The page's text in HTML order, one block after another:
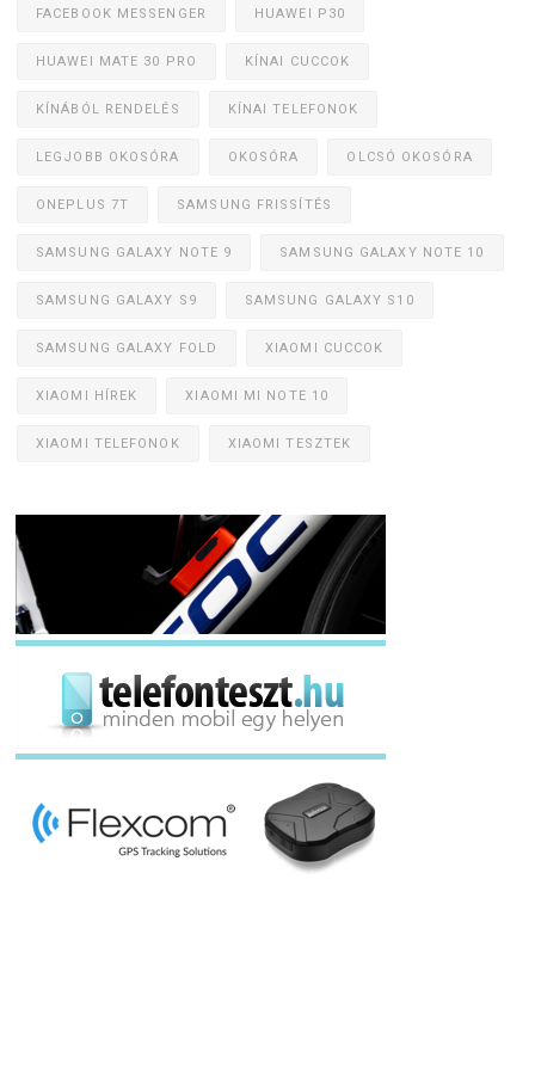
FACEBOOK MESSENGER HUAWEI P30
HUAWEI MATE 30 PRO KÍNAI CUCCOK
KÍNÁBÓL RENDELÉS KÍNAI TELEFONOK
LEGJOBB OKOSÓRA OKOSÓRA OLCSÓ OKOSÓRA
ONEPLUS 7T SAMSUNG FRISSÍTÉS
SAMSUNG GALAXY NOTE 9 SAMSUNG GALAXY NOTE 10
SAMSUNG GALAXY S9 SAMSUNG GALAXY S10
SAMSUNG GALAXY FOLD XIAOMI CUCCOK
XIAOMI HÍREK XIAOMI MI NOTE 10
XIAOMI TELEFONOK XIAOMI TESZTEK